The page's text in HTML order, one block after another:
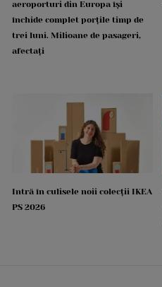
aeroporturi din Europa își
închide complet porțile timp de
trei luni. Milioane de pasageri,
afectați
Intră în culisele noii colecții IKEA
PS 2026